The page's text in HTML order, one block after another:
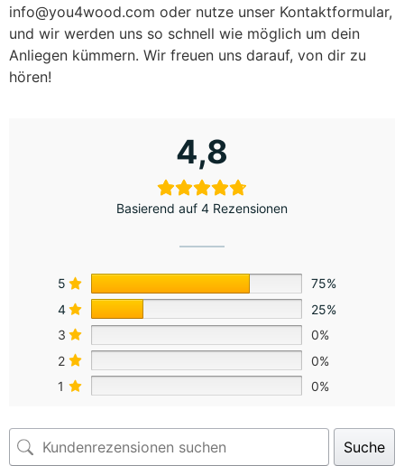
info@you4wood.com oder nutze unser Kontaktformular,
und wir werden uns so schnell wie möglich um dein
Anliegen kümmern. Wir freuen uns darauf, von dir zu
hören!
4,8
Basierend auf 4 Rezensionen
5
75%
4
25%
3
0%
2
0%
1
0%
Suche